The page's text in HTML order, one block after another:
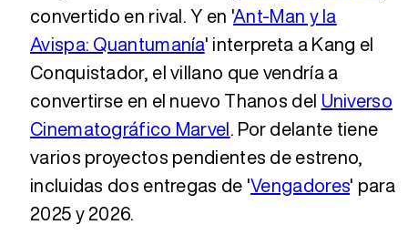
convertido en rival. Y en 'Ant-Man y la
Avispa: Quantumanía' interpreta a Kang el
Conquistador, el villano que vendría a
convertirse en el nuevo Thanos del Universo
Cinematográfico Marvel. Por delante tiene
varios proyectos pendientes de estreno,
incluidas dos entregas de 'Vengadores' para
2025 y 2026.